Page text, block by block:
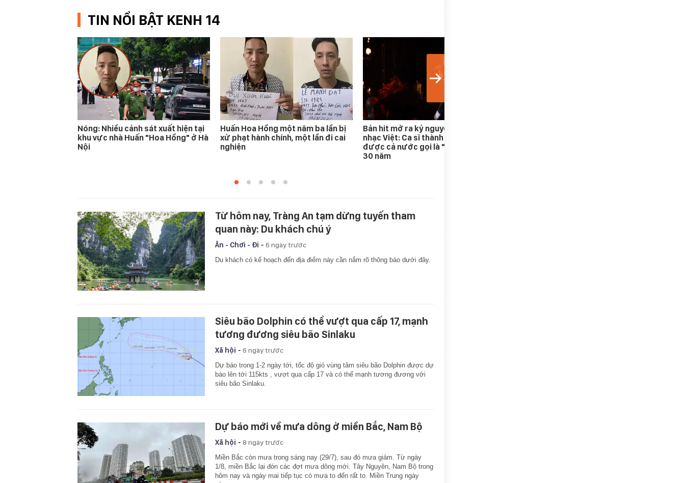
TIN NỔI BẬT KENH 14
Nóng: Nhiều cảnh sát xuất hiện tại
khu vực nhà Huấn "Hoa Hồng" ở Hà
Nội
Huấn Hoa Hồng một năm ba lần bị
xử phạt hành chính, một lần đi cai
nghiện
Bản hit mở ra kỷ nguyên mới của
nhạc Việt: Ca sĩ thành hiện tượng
được cả nước gọi là "Anh Hai" gần
30 năm
Từ hôm nay, Tràng An tạm dừng tuyến tham
quan này: Du khách chú ý
Ăn - Chơi - Đi - 6 ngày trước
Du khách có kế hoạch đến địa điểm này cần nắm rõ thông báo dưới đây.
Siêu bão Dolphin có thể vượt qua cấp 17, mạnh
tương đương siêu bão Sinlaku
Xã hội - 6 ngày trước
Dự báo trong 1-2 ngày tới, tốc độ gió vùng tâm siêu bão Dolphin được dự
báo lên tới 115kts , vượt qua cấp 17 và có thể mạnh tương đương với
siêu bão Sinlaku.
Dự báo mới về mưa dông ở miền Bắc, Nam Bộ
Xã hội - 8 ngày trước
Miền Bắc còn mưa trong sáng nay (29/7), sau đó mưa giảm. Từ ngày
1/8, miền Bắc lại đón các đợt mưa dông mới. Tây Nguyên, Nam Bộ trong
hôm nay và ngày mai tiếp tục có mưa to đến rất to. Miền Trung ngày